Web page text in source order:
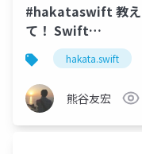
#hakataswift 教え
て！ Swift
Concurrency 〜
hakata.swift
熊谷友宏